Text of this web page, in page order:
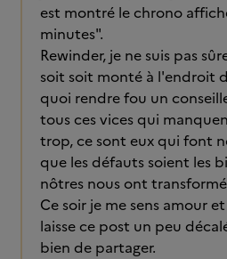
est montré le chrono
minutes".
Rewinder, je ne suis pas
soit soit monté à l'endroit
quoi rendre fou un
tous ces vices qui
trop, ce sont eux qui font
que les défauts soient les
nôtres nous ont
Ce soir je me sens amour
laisse ce post un peu
bien de partager.